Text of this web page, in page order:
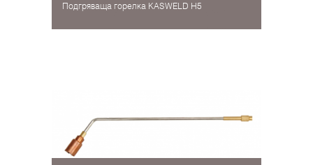
Подгряваща горелка KASWELD H5